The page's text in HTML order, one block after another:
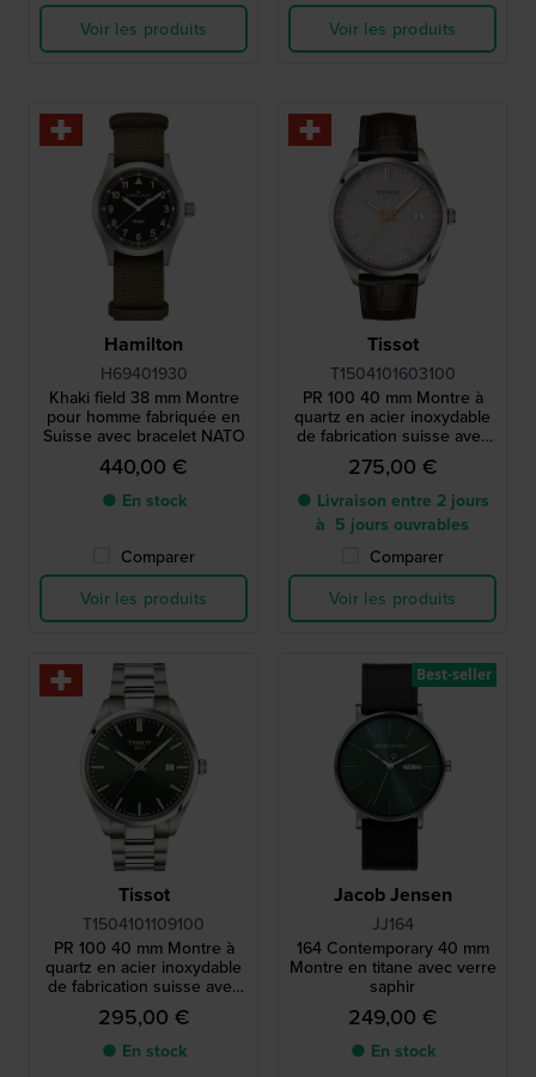
Voir les produits
Voir les produits
Hamilton
H69401930
Khaki field 38 mm Montre
pour homme fabriquée en
Suisse avec bracelet NATO
440,00 €
● En stock
Comparer
Voir les produits
Tissot
T1504101603100
PR 100 40 mm Montre à
quartz en acier inoxydable
de fabrication suisse avec
date
275,00 €
● Livraison entre 2 jours
à 5 jours ouvrables
Comparer
Voir les produits
Tissot
T1504101109100
PR 100 40 mm Montre à
quartz en acier inoxydable
de fabrication suisse avec
date
295,00 €
● En stock
Jacob Jensen
JJ164
164 Contemporary 40 mm
Montre en titane avec verre
saphir
249,00 €
● En stock
Best-seller